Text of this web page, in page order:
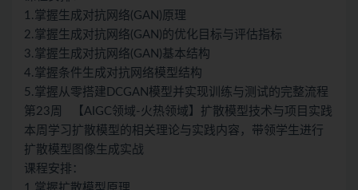
1.掌握生成对抗网络(GAN)原理
2.掌握生成对抗网络(GAN)的优化目标与评估指标
3.掌握生成对抗网络(GAN)基本结构
4.掌握条件生成对抗网络模型结构
5.掌握从零搭建DCGAN模型并实现训练与测试的完整流程
第23周 【AIGC领域-火热领域】扩散模型技术与项目实践
本周学习扩散模型的相关理论与实践内容，带领学生进行
扩散模型图像生成实战
课程安排：